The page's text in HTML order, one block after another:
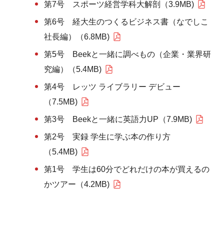
第7号 スポーツ経営学科大解剖（3.9MB)
第6号 経大生のつくるビジネス書（なでしこ
社長編）（6.8MB)
第5号 Beekと一緒に調べもの（企業・業界研
究編）（5.4MB)
第4号 レッツ ライブラリー デビュー
（7.5MB)
第3号 Beekと一緒に英語力UP（7.9MB)
第2号 実録 学生に学ぶ本の作り方
（5.4MB)
第1号 学生は60分でどれだけの本が買えるの
かツアー（4.2MB)